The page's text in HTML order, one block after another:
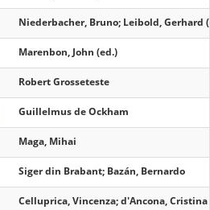
Niederbacher, Bruno; Leibold, Gerhard
Marenbon, John (ed.)
Robert Grosseteste
Guillelmus de Ockham
Maga, Mihai
Siger din Brabant; Bazán, Bernardo
Celluprica, Vincenza; d'Ancona, Cristina